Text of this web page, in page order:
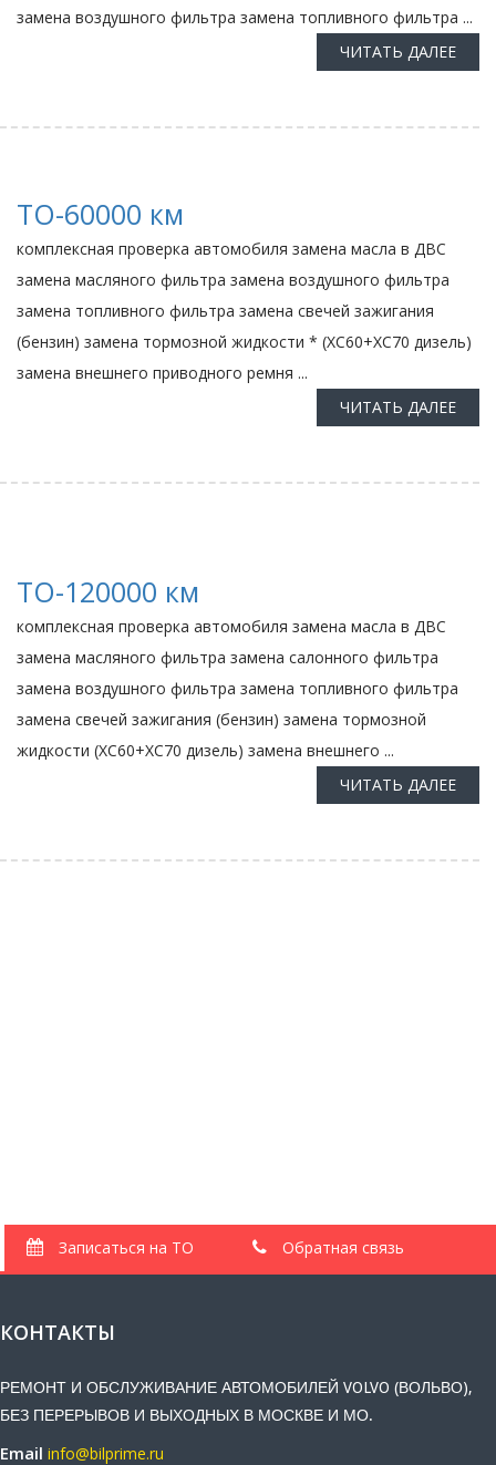
замена воздушного фильтра замена топливного фильтра ...
ЧИТАТЬ ДАЛЕЕ
ТО-60000 км
комплексная проверка автомобиля замена масла в ДВС
замена масляного фильтра замена воздушного фильтра
замена топливного фильтра замена свечей зажигания
(бензин) замена тормозной жидкости * (ХС60+ХС70 дизель)
замена внешнего приводного ремня ...
ЧИТАТЬ ДАЛЕЕ
ТО-120000 км
комплексная проверка автомобиля замена масла в ДВС
замена масляного фильтра замена салонного фильтра
замена воздушного фильтра замена топливного фильтра
замена свечей зажигания (бензин) замена тормозной
жидкости (ХС60+ХС70 дизель) замена внешнего ...
ЧИТАТЬ ДАЛЕЕ
Записаться на ТО Обратная связь
КОНТАКТЫ
РЕМОНТ И ОБСЛУЖИВАНИЕ АВТОМОБИЛЕЙ VOLVO (ВОЛЬВО),
БЕЗ ПЕРЕРЫВОВ И ВЫХОДНЫХ В МОСКВЕ И МО.
Email info@bilprime.ru